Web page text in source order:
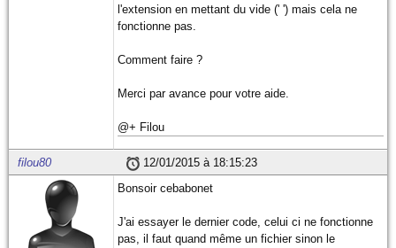
l'extension en mettant du vide (' ') mais cela ne
fonctionne pas.
Comment faire ?
Merci par avance pour votre aide.
@+ Filou
filou80 12/01/2015 à 18:15:23
Bonsoir cebabonet
J'ai essayer le dernier code, celui ci ne fonctionne
pas, il faut quand même un fichier sinon le